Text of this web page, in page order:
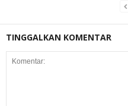
TINGGALKAN KOMENTAR